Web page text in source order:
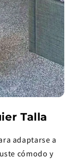
Talla
adaptarse a
cómodo y